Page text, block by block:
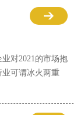
对2021的市场抱
业可谓冰火两重